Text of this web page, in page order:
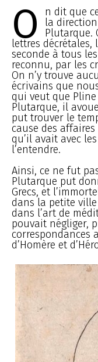
O
n dit que
la
Plutarque.
lettres décrétales,
seconde à tous
reconnu, par les
On n’y trouve
écrivains que
qui veut que
Plutarque, il
put trouver le
cause des
qu’il avait avec
l’entendre.
Ainsi, ce ne fut
Plutarque put
Grecs, et
dans la petite
dans l’art de
pouvait négliger,
correspondances
d’Homère et